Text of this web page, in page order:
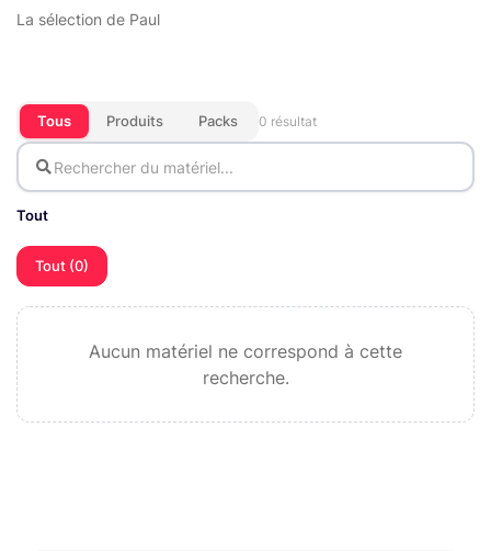
La sélection de Paul
Tous Produits Packs 0 résultat
Tout
Tout (0)
Aucun matériel ne correspond à cette
recherche.